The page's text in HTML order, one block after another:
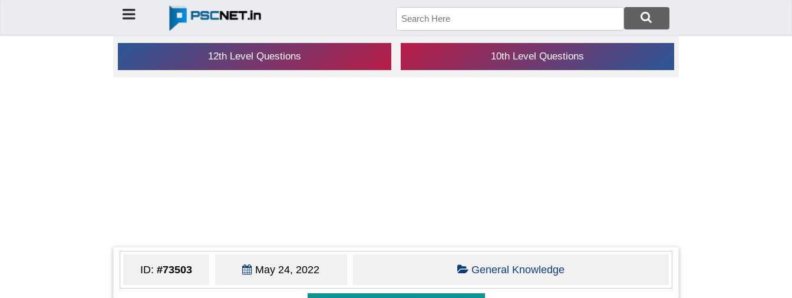
12th Level Questions 10th Level Questions
ID: #73503 May 24, 2022 General Knowledge